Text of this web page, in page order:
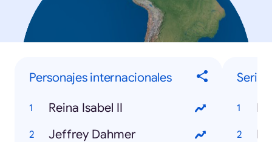
Personajes internacionales
Reina Isabel II
Jeffrey Dahmer